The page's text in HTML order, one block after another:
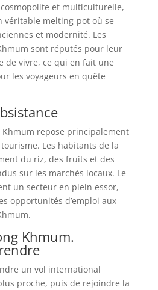
et multiculturelle,
véritable melting-pot où se
et modernité. Les
sont réputés pour leur
de vivre, ce qui en fait une
les voyageurs en quête
Khmum repose principalement
Les habitants de la
du riz, des fruits et des
sur les marchés locaux. Le
un secteur en plein essor,
opportunités d’emploi aux
Khmum.
un vol international
proche, puis de rejoindre la